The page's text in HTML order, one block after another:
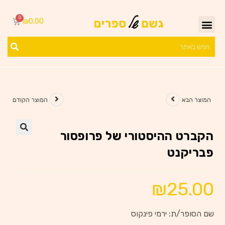
₪0.00
המוצר הקודם המוצר הבא
הקברט ההיסטורי של פרופסור
פבריקנט
₪25.00
שם הסופר/ת: ירמי פינקוס